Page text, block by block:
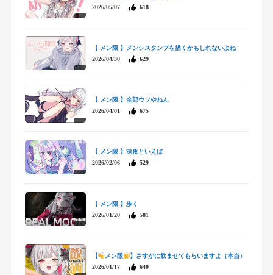
2026/05/07
618
【 メン限 】メンシスタンプを描くかもしれないよね
2026/04/30
629
【 メン限 】全部ウソやねん
2026/04/01
675
【 メン限 】深夜といえば
2026/02/06
529
【 メン限 】歩く
2026/01/20
581
【 メン限
】さすがに飲ませてもらいますよ（本当）
2026/01/17
640